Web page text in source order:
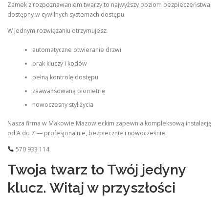
Zamek z rozpoznawaniem twarzy to najwyższy poziom bezpieczeństwa
dostępny w cywilnych systemach dostępu.
W jednym rozwiązaniu otrzymujesz:
automatyczne otwieranie drzwi
brak kluczy i kodów
pełną kontrolę dostępu
zaawansowaną biometrię
nowoczesny styl życia
Nasza firma w Makowie Mazowieckim zapewnia kompleksową instalację
od A do Z — profesjonalnie, bezpiecznie i nowocześnie.
570 933 114
Twoja twarz to Twój jedyny
klucz. Witaj w przyszłości